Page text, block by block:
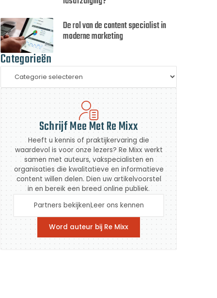
De rol van de content specialist in
moderne marketing
Categorieën
Schrijf Mee Met Re Mixx
Heeft u kennis of praktijkervaring die
waardevol is voor onze lezers? Re Mixx werkt
samen met auteurs, vakspecialisten en
organisaties die kwalitatieve en informatieve
content willen delen. Dien uw artikelvoorstel
in en bereik een breed online publiek.
Partners bekijkenLeer ons kennen
Word auteur bij Re Mixx